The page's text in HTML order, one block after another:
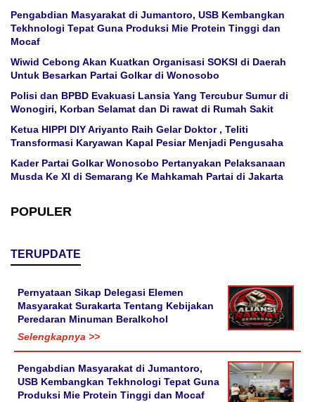
Pengabdian Masyarakat di Jumantoro, USB Kembangkan
Tekhnologi Tepat Guna Produksi Mie Protein Tinggi dan
Mocaf
Wiwid Cebong Akan Kuatkan Organisasi SOKSI di Daerah
Untuk Besarkan Partai Golkar di Wonosobo
Polisi dan BPBD Evakuasi Lansia Yang Tercubur Sumur di
Wonogiri, Korban Selamat dan Di rawat di Rumah Sakit
Ketua HIPPI DIY Ariyanto Raih Gelar Doktor , Teliti
Transformasi Karyawan Kapal Pesiar Menjadi Pengusaha
Kader Partai Golkar Wonosobo Pertanyakan Pelaksanaan
Musda Ke XI di Semarang Ke Mahkamah Partai di Jakarta
POPULER
TERUPDATE
Pernyataan Sikap Delegasi Elemen
Masyarakat Surakarta Tentang Kebijakan
Peredaran Minuman Beralkohol
Selengkapnya >>
Pengabdian Masyarakat di Jumantoro,
USB Kembangkan Tekhnologi Tepat Guna
Produksi Mie Protein Tinggi dan Mocaf